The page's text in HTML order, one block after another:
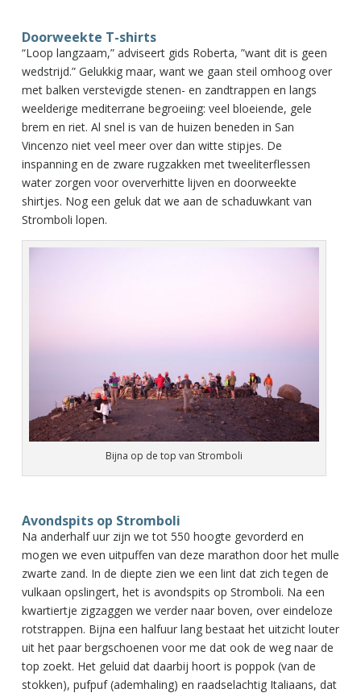
Doorweekte T-shirts
“Loop langzaam,” adviseert gids Roberta, ”want dit is geen
wedstrijd.” Gelukkig maar, want we gaan steil omhoog over
met balken verstevigde stenen- en zandtrappen en langs
weelderige mediterrane begroeiing: veel bloeiende, gele
brem en riet. Al snel is van de huizen beneden in San
Vincenzo niet veel meer over dan witte stipjes. De
inspanning en de zware rugzakken met tweeliterflessen
water zorgen voor oververhitte lijven en doorweekte
shirtjes. Nog een geluk dat we aan de schaduwkant van
Stromboli lopen.
Bijna op de top van Stromboli
Avondspits op Stromboli
Na anderhalf uur zijn we tot 550 hoogte gevorderd en
mogen we even uitpuffen van deze marathon door het mulle
zwarte zand. In de diepte zien we een lint dat zich tegen de
vulkaan opslingert, het is avondspits op Stromboli. Na een
kwartiertje zigzaggen we verder naar boven, over eindeloze
rotstrappen. Bijna een halfuur lang bestaat het uitzicht louter
uit het paar bergschoenen voor me dat ook de weg naar de
top zoekt. Het geluid dat daarbij hoort is poppok (van de
stokken), pufpuf (ademhaling) en raadselachtig Italiaans, dat